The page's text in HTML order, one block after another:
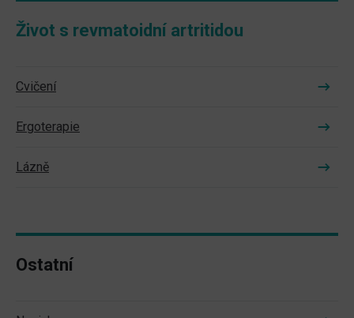
Život s revmatoidní artritidou
Cvičení
Ergoterapie
Lázně
Ostatní